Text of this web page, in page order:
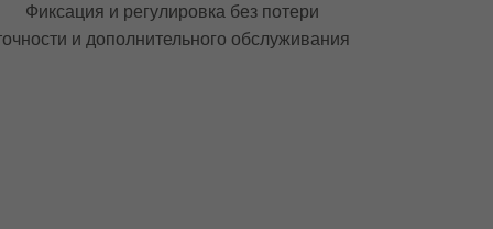
Фиксация и регулировка без потери
и дополнительного обслуживания